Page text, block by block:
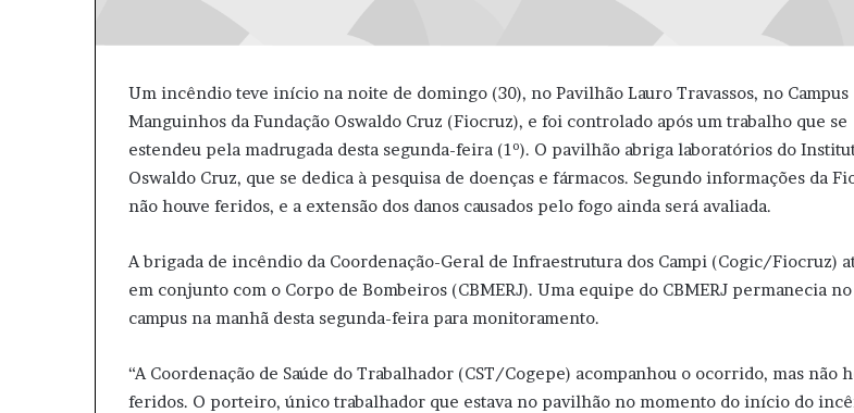
Um incêndio teve início na noite de domingo (30), no Pavilhão Lauro Travassos, no Campus
Manguinhos da Fundação Oswaldo Cruz (Fiocruz), e foi controlado após um trabalho que se
estendeu pela madrugada desta segunda-feira (1º). O pavilhão abriga laboratórios do
Oswaldo Cruz, que se dedica à pesquisa de doenças e fármacos. Segundo informações da
não houve feridos, e a extensão dos danos causados pelo fogo ainda será avaliada.
A brigada de incêndio da Coordenação-Geral de Infraestrutura dos Campi (Cogic/Fiocruz)
em conjunto com o Corpo de Bombeiros (CBMERJ). Uma equipe do CBMERJ permanecia no
campus na manhã desta segunda-feira para monitoramento.
“A Coordenação de Saúde do Trabalhador (CST/Cogepe) acompanhou o ocorrido, mas não
feridos. O porteiro, único trabalhador que estava no pavilhão no momento do início do